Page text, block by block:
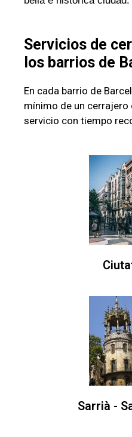
Servicios de
los barrios de
En cada barrio de
mínimo de un cerrajero
servicio con tiempo
Sarrià -